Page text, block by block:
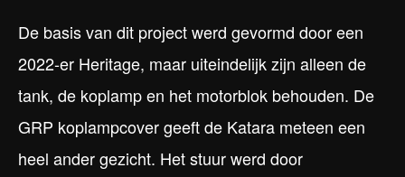
De basis van dit project werd gevormd door een
2022-er Heritage, maar uiteindelijk zijn alleen de
tank, de koplamp en het motorblok behouden. De
GRP koplampcover geeft de Katara meteen een
heel ander gezicht. Het stuur werd door